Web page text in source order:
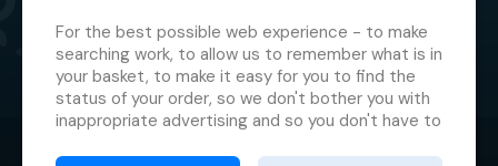
© 2026 GMF Aquapark Prague, a.s.
For the best possible web experience - to make
searching work, to allow us to remember what is in
your basket, to make it easy for you to find the
status of your order, so we don't bother you with
inappropriate advertising and so you don't have to